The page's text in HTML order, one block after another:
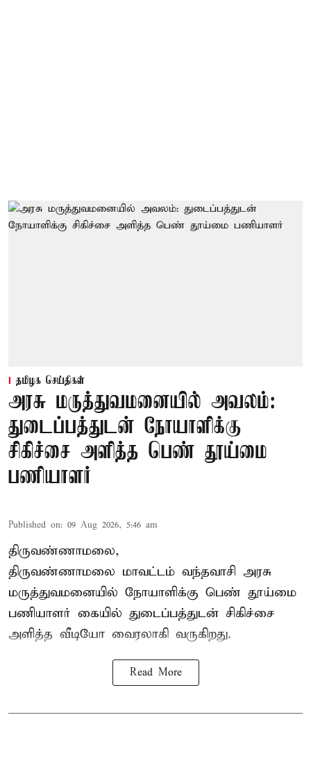
தமிழக செய்திகள்
அரசு மருத்துவமனையில் அவலம்:
துடைப்பத்துடன் நோயாளிக்கு
சிகிச்சை அளித்த பெண் தூய்மை
பணியாளர்
Published on: 09 Aug 2026, 5:46 am
திருவண்ணாமலை,
திருவண்ணாமலை மாவட்டம் வந்தவாசி அரசு
மருத்துவமனையில் நோயாளிக்கு பெண் தூய்மை
பணியாளர் கையில் துடைப்பத்துடன் சிகிச்சை
அளித்த வீடியோ வைரலாகி வருகிறது.
Read More